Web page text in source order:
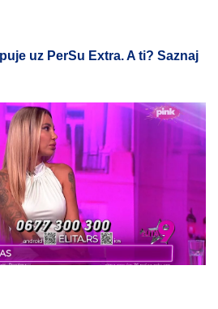
uz PerSu Extra. A ti? Saznaj